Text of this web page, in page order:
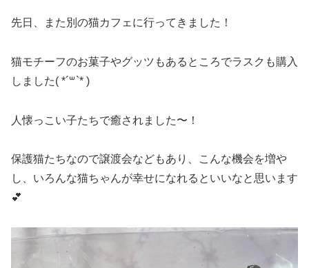
先日、また別の猫カフェに行ってきました！
猫モチーフのお菓子やグッツもあるところでラスクも購入
しました( *´꒳`* )
人懐っこい子たちで癒されました〜！
保護猫たちなので譲渡会などもあり、こんな機会を増や
し、いろんな猫ちゃんが幸せになれるといいなと思います
💕